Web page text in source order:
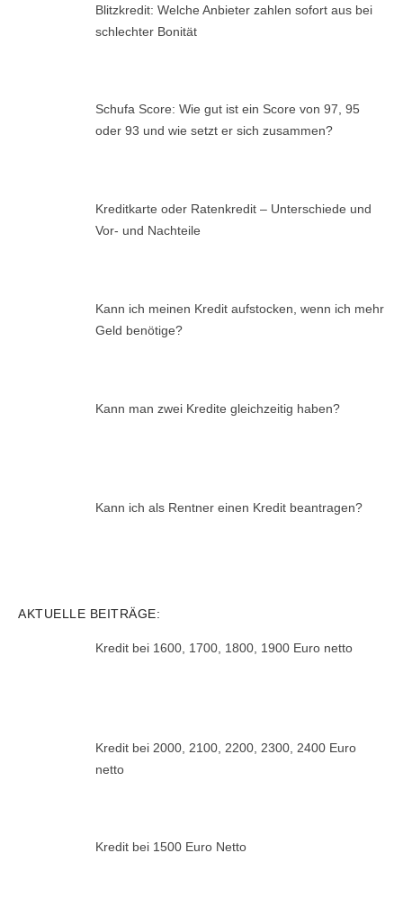
Blitzkredit: Welche Anbieter zahlen sofort aus bei
schlechter Bonität
Schufa Score: Wie gut ist ein Score von 97, 95
oder 93 und wie setzt er sich zusammen?
Kreditkarte oder Ratenkredit – Unterschiede und
Vor- und Nachteile
Kann ich meinen Kredit aufstocken, wenn ich mehr
Geld benötige?
Kann man zwei Kredite gleichzeitig haben?
Kann ich als Rentner einen Kredit beantragen?
AKTUELLE BEITRÄGE:
Kredit bei 1600, 1700, 1800, 1900 Euro netto
Kredit bei 2000, 2100, 2200, 2300, 2400 Euro
netto
Kredit bei 1500 Euro Netto